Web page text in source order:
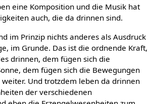
eine Komposition und die Musik hat
auch, die da drinnen sind.
im Prinzip nichts anderes als Ausdruck
im Grunde. Das ist die ordnende Kraft,
drinnen, dem fügen sich die
dem fügen sich die Bewegungen
Und trotzdem leben da drinnen
der verschiedenen